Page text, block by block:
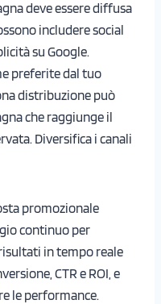
deve essere diffusa
includere social
su Google.
preferite dal tuo
distribuzione può
che raggiunge il
Diversifica i canali
promozionale
continuo per
in tempo reale
CTR e ROI, e
le performance.